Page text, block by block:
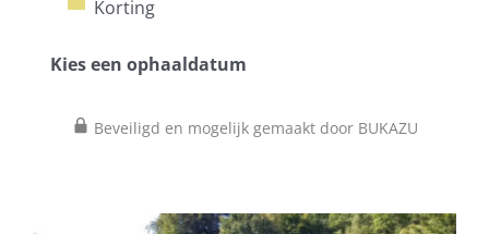
Korting
Kies een ophaaldatum
Beveiligd en mogelijk gemaakt door BUKAZU